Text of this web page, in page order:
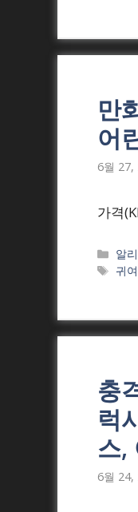
만
어
6월 27,
가격
알
귀
충
럭
스,
6월 24,